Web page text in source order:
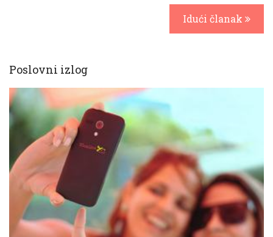
Idući članak
Poslovni izlog